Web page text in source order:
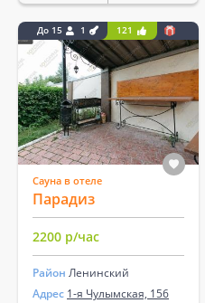
До 15 1 121
Сауна в отеле
Парадиз
2200 р/час
Район Ленинский
Адрес 1-я Чулымская, 156